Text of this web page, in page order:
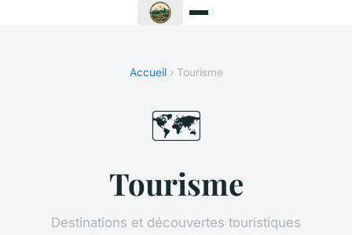
Accueil› Tourisme
🗺️
Tourisme
Destinations et découvertes touristiques